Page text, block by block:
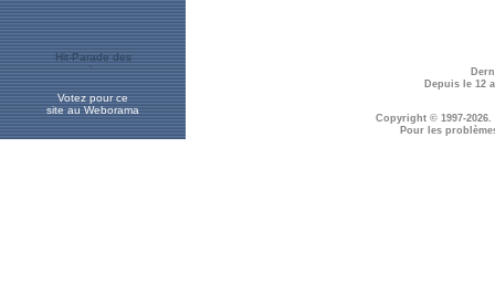
Votez pour ce
site au Weborama
Depuis le 12
Copyright © 1997-2026.
Pour les